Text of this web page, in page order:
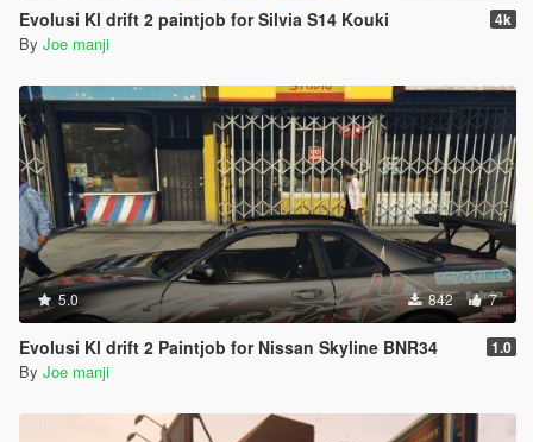
Evolusi Kl drift 2 paintjob for Silvia S14 Kouki 4k
By Joe manji
5.0 842 7
Evolusi Kl drift 2 Paintjob for Nissan Skyline BNR34 1.0
By Joe manji